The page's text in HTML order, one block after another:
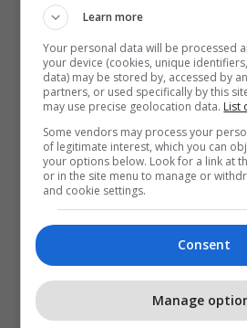
Donald Trump
Learn more
Your personal data will be processed
your device (cookies, unique
data) may be stored by, accessed by
partners, or used specifically by this
may use precise geolocation data. List
Some vendors may process your
of legitimate interest, which you can
your options below. Look for a link at
or in the site menu to manage or
and cookie settings.
Consent
Manage